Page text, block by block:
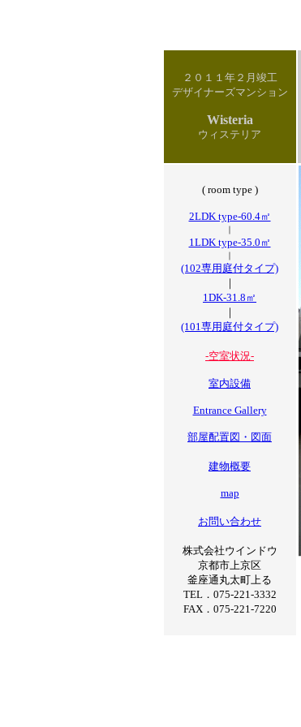
２０１１年２月竣工
デザイナーズマンション
Wisteria
ウィステリア
( room type )
2LDK type-60.4㎡
｜
1LDK type-35.0㎡
｜
(102専用庭付タイプ)
｜
1DK-31.8㎡
｜
(101専用庭付タイプ)
-空室状況-
室内設備
Entrance Gallery
部屋配置図・図面
建物概要
map
お問い合わせ
株式会社ウインドウ
京都市上京区
釜座通丸太町上る
TEL．075-221-3332
FAX．075-221-7220